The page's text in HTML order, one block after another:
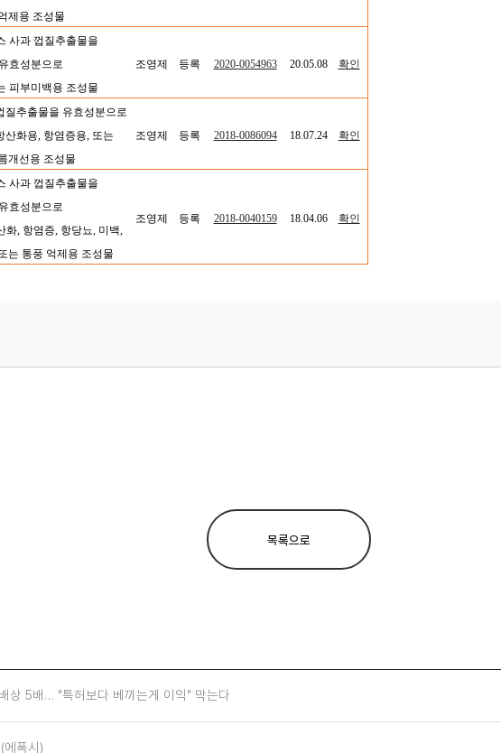
제용 조성물
사과 껍질추출물을
유효성분으로
피부미백용 조성물
조영제 등록 2020-0054963 20.05.08 확인
질추출물을 유효성분으로
산화용, 항염증용, 또는
개선용 조성물
조영제 등록 2018-0086094 18.07.24 확인
사과 껍질추출물을
유효성분으로
화, 항염증, 항당뇨, 미백,
는 통풍 억제용 조성물
조영제 등록 2018-0040159 18.04.06 확인
목록으로
상 5배… "특허보다 베끼는게 이익" 막는다
에폭시)